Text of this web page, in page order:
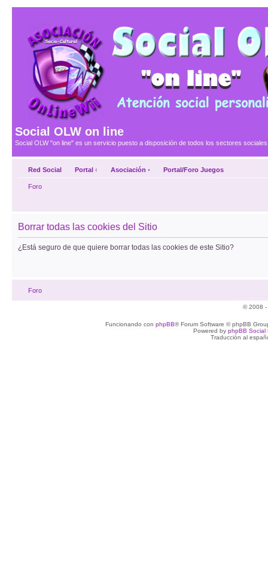
Social OLW on line
Social OLW "on line" es un servicio puesto a disposición de todos los sectores
Red Social Portal ‹ Asociación • Portal/Foro Juegos
Foro
Borrar todas las cookies del Sitio
¿Está seguro de que quiere borrar todas las cookies de este Sitio?
Foro
© 2008 -
Funcionando con phpBB® Forum Software © phpBB
Powered by phpBB Social
Traducción al